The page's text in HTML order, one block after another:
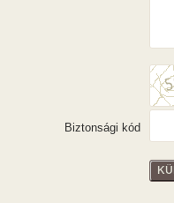
Biztonsági kód